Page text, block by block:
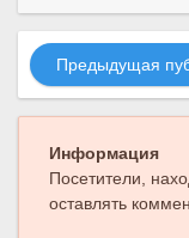
Предыдущая
Информация
Посетители,
оставлять